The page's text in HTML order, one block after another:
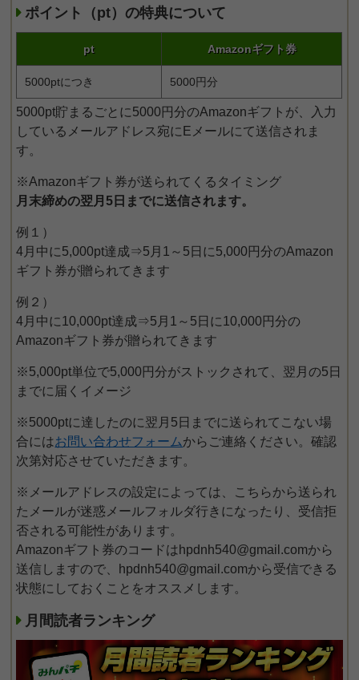
ポイント（pt）の特典について
pt Amazonギフト券
5000ptにつき 5000円分
5000pt貯まるごとに5000円分のAmazonギフトが、入力
しているメールアドレス宛にEメールにて送信されま
す。
※Amazonギフト券が送られてくるタイミング
月末締めの翌月5日までに送信されます。
例１）
4月中に5,000pt達成⇒5月1～5日に5,000円分のAmazon
ギフト券が贈られてきます
例２）
4月中に10,000pt達成⇒5月1～5日に10,000円分の
Amazonギフト券が贈られてきます
※5,000pt単位で5,000円分がストックされて、翌月の5日
までに届くイメージ
※5000ptに達したのに翌月5日までに送られてこない場
合にはお問い合わせフォームからご連絡ください。確認
次第対応させていただきます。
※メールアドレスの設定によっては、こちらから送られ
たメールが迷惑メールフォルダ行きになったり、受信拒
否される可能性があります。
Amazonギフト券のコードはhpdnh540@gmail.comから
送信しますので、hpdnh540@gmail.comから受信できる
状態にしておくことをオススメします。
月間読者ランキング